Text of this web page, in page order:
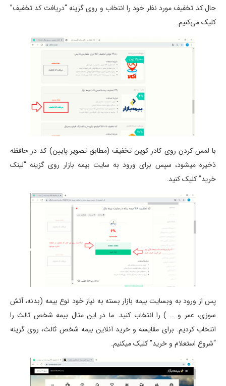
حال کد تخفیف مورد نظر خود را انتخاب و روی گزینه “دریافت کد تخفیف”
کلیک می‌کنیم.
با لمس کردن روی کادر کوپن تخفیف (مطابق تصویر پایین) کد در حافظه
ذخیره میشود، سپس برای ورود به سایت بیمه بازار روی گزینه “لینک
خرید” کلیک کنید.
پس از ورود به وبسایت بیمه بازار بسته به نیاز خود نوع بیمه (بدنه، آتش
سوزی، عمر و … ) را انتخاب کنید. ما در این مثال بیمه شخص ثالث را
انتخاب کردیم. برای مقایسه و خرید آنلاین بیمه شخص ثالث، روی گزینه
“شروع استعلام و خرید” کلیک میکنیم.